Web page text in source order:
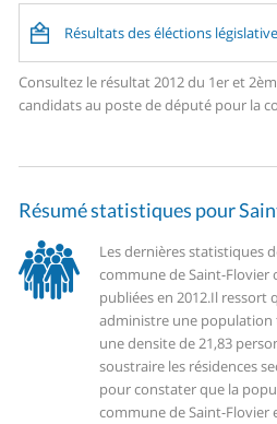
Résultats des éléctions
Consultez le résultat 2012 du 1er et
candidats au poste de député pour la
Résumé statistiques pour
Les dernières statistiques
commune de Saint-Flovier
publiées en 2012.Il ressort
administre une population
une densite de 21,83
soustraire les résidences
pour constater que la
commune de Saint-Flovier